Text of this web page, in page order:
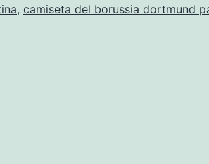
, camiseta del borussia dortmund